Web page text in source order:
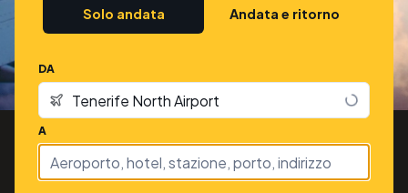
Solo andata Andata e ritorno
DA
A